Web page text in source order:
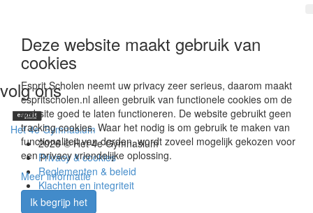
volg ons
Het 4e Gymnasium
2026 © Het 4e Gymnasium
Privacy & cookies
Reglementen & beleid
Klachten en integriteit
Vacatures
Deze website maakt gebruik van
cookies
Esprit Scholen neemt uw privacy zeer serieus, daarom maakt
espritscholen.nl alleen gebruik van functionele cookies om de
website goed te laten functioneren. De website gebruikt geen
tracking cookies. Waar het nodig is om gebruik te maken van
functionaliteit van derden, wordt zoveel mogelijk gekozen voor
een privacy vriendelijke oplossing.
Meer informatie